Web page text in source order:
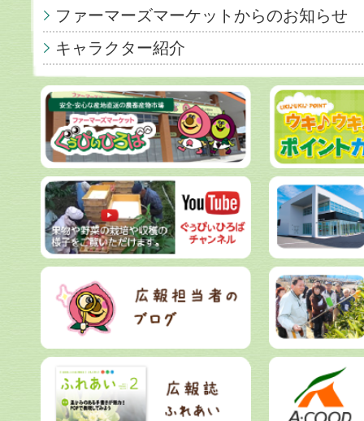
ファーマーズマーケットからのお知らせ
キャラクター紹介